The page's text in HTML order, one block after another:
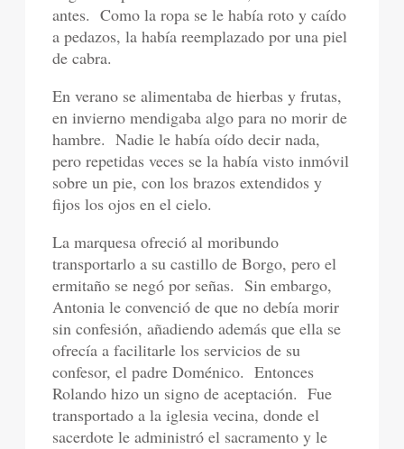
antes. Como la ropa se le había roto y caído
a pedazos, la había reemplazado por una piel
de cabra.
En verano se alimentaba de hierbas y frutas,
en invierno mendigaba algo para no morir de
hambre. Nadie le había oído decir nada,
pero repetidas veces se la había visto inmóvil
sobre un pie, con los brazos extendidos y
fijos los ojos en el cielo.
La marquesa ofreció al moribundo
transportarlo a su castillo de Borgo, pero el
ermitaño se negó por señas. Sin embargo,
Antonia le convenció de que no debía morir
sin confesión, añadiendo además que ella se
ofrecía a facilitarle los servicios de su
confesor, el padre Doménico. Entonces
Rolando hizo un signo de aceptación. Fue
transportado a la iglesia vecina, donde el
sacerdote le administró el sacramento y le